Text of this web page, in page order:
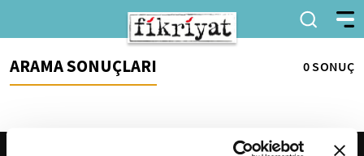
ARAMA SONUÇLARI 0 SONUÇ